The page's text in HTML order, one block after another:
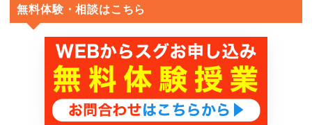
無料体験・相談はこちら